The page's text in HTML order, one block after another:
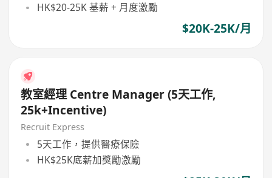
HK$20-25K 基薪 + 月度激勵
$20K-25K/月
教室經理 Centre Manager (5天工作,
25k+Incentive)
Recruit Express
5天工作，提供醫療保險
HK$25K底薪加獎勵激勵